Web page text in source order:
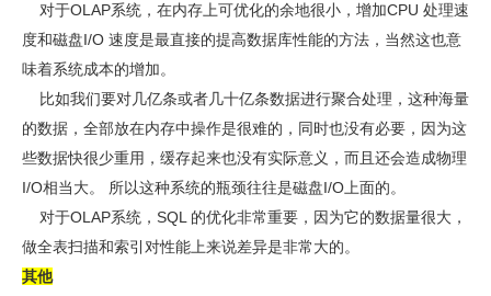
对于OLAP系统，在内存上可优化的余地很小，增加CPU 处理速
度和磁盘I/O 速度是最直接的提高数据库性能的方法，当然这也意
味着系统成本的增加。
比如我们要对几亿条或者几十亿条数据进行聚合处理，这种海量
的数据，全部放在内存中操作是很难的，同时也没有必要，因为这
些数据快很少重用，缓存起来也没有实际意义，而且还会造成物理
I/O相当大。 所以这种系统的瓶颈往往是磁盘I/O上面的。
对于OLAP系统，SQL 的优化非常重要，因为它的数据量很大，
做全表扫描和索引对性能上来说差异是非常大的。
其他